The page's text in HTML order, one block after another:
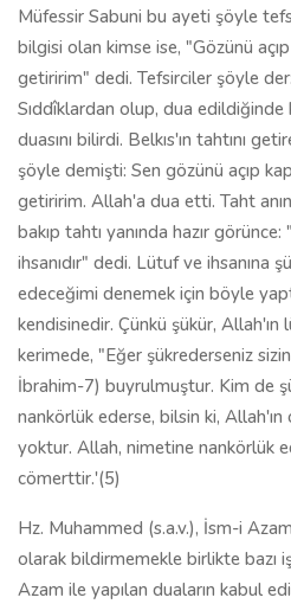
Müfessir Sabuni bu ayeti şöyle
bilgisi olan kimse ise, "Gözünü
getiririm" dedi. Tefsirciler şöyle
Sıddîklardan olup, dua
duasını bilirdi. Belkıs'ın tahtını
şöyle demişti: Sen gözünü açıp
getiririm. Allah'a dua etti. Taht
bakıp tahtı yanında hazır
ihsanıdır" dedi. Lütuf ve ihsanına
edeceğimi denemek için böyle
kendisinedir. Çünkü şükür, Allah'ın
kerimede, "Eğer şükrederseniz
İbrahim-7) buyrulmuştur. Kim de
nankörlük ederse, bilsin ki, Allah'ın
yoktur. Allah, nimetine nankörlük
cömerttir.'(5)
Hz. Muhammed (s.a.v.), İsm-i
olarak bildirmemekle birlikte bazı
Azam ile yapılan duaların kabul